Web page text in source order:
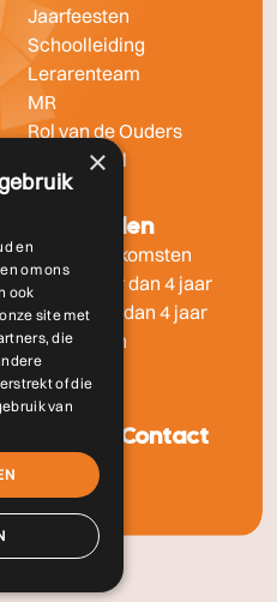
Jaarfeesten
Schoolleiding
Lerarenteam
MR
Rol van de Ouders
Fotoportaal
Aanmelden
Info-bijeenkomsten
Kind jonger dan 4 jaar
Kind ouder dan 4 jaar
Aanmelden
Contact
×
en
om ons
ook
site met
die
of die
van